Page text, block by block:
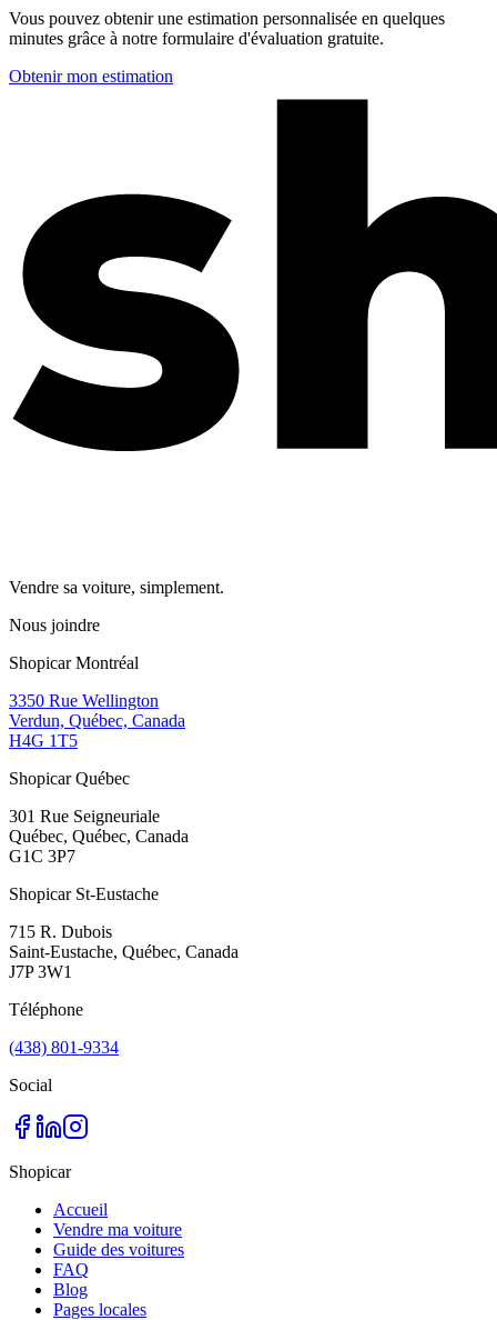
Vous pouvez obtenir une estimation personnalisée en quelques
minutes grâce à notre formulaire d'évaluation gratuite.
Obtenir mon estimation
Vendre sa voiture, simplement.
Nous joindre
Shopicar Montréal
3350 Rue Wellington
Verdun, Québec, Canada
H4G 1T5
Shopicar Québec
301 Rue Seigneuriale
Québec, Québec, Canada
G1C 3P7
Shopicar St-Eustache
715 R. Dubois
Saint-Eustache, Québec, Canada
J7P 3W1
Téléphone
(438) 801-9334
Social
Shopicar
Accueil
Vendre ma voiture
Guide des voitures
FAQ
Blog
Pages locales